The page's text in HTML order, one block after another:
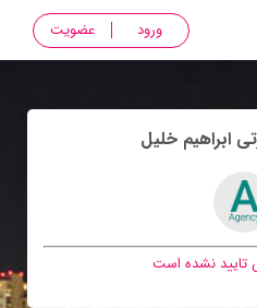
ورود عضویت
ابراهيم خليل
تایید نشده است